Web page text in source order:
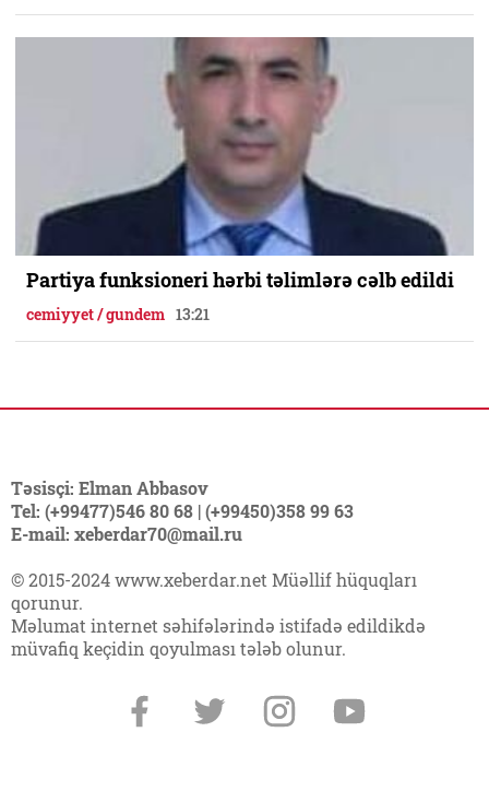
Partiya funksioneri hərbi təlimlərə cəlb edildi
cemiyyet / gundem 13:21
Təsisçi: Elman Abbasov
Tel: (+99477)546 80 68 | (+99450)358 99 63
E-mail: xeberdar70@mail.ru
© 2015-2024 www.xeberdar.net Müəllif hüquqları
qorunur.
Məlumat internet səhifələrində istifadə edildikdə
müvafiq keçidin qoyulması tələb olunur.